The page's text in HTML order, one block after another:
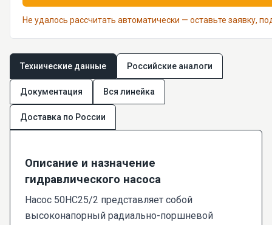
Не удалось рассчитать автоматически — оставьте заявку,
Технические данные Российские аналоги
Документация Вся линейка
Доставка по России
Описание и назначение
гидравлического насоса
Насос 50НС25/2 представляет собой
высоконапорный радиально-поршневой